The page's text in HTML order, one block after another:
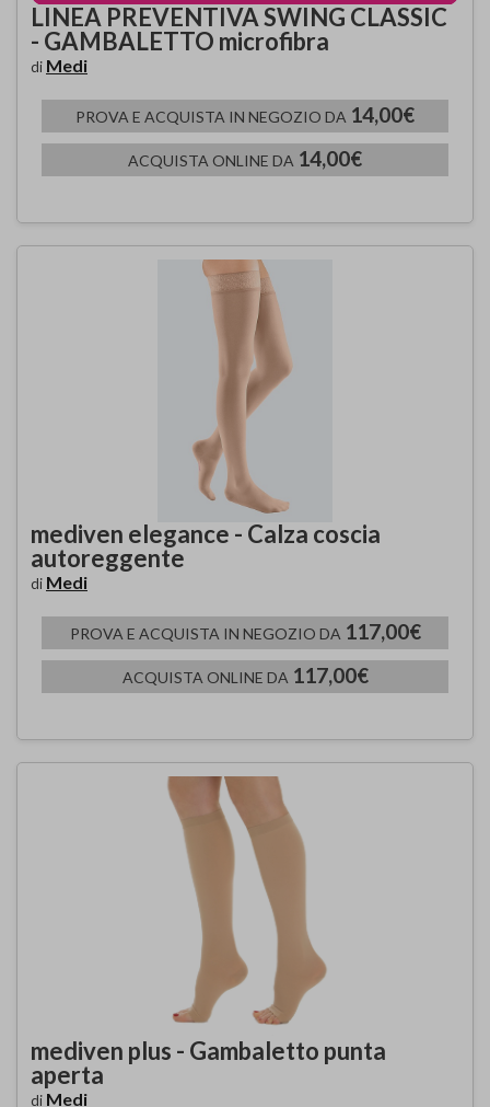
LINEA PREVENTIVA SWING CLASSIC
- GAMBALETTO microfibra
di Medi
PROVA E ACQUISTA IN NEGOZIO DA 14,00€
ACQUISTA ONLINE DA 14,00€
mediven elegance - Calza coscia
autoreggente
di Medi
PROVA E ACQUISTA IN NEGOZIO DA 117,00€
ACQUISTA ONLINE DA 117,00€
mediven plus - Gambaletto punta
aperta
di Medi